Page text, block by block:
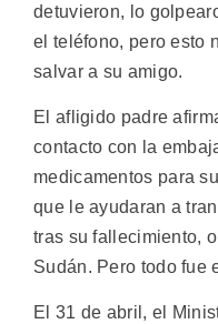
detuvieron, lo
el teléfono, pero esto
salvar a su amigo.
El afligido padre
contacto con la
medicamentos para
que le ayudaran a
tras su fallecimiento,
Sudán. Pero todo fue
El 31 de abril, el